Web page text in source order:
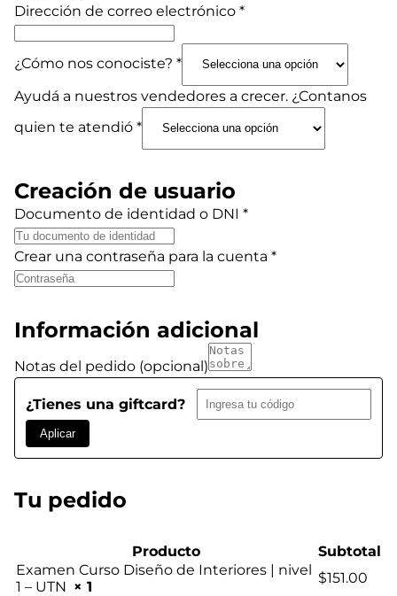
Dirección de correo electrónico *
¿Cómo nos conociste? *
Ayudá a nuestros vendedores a crecer. ¿Contanos
quien te atendió *
Creación de usuario
Documento de identidad o DNI *
Crear una contraseña para la cuenta *
Información adicional
Notas del pedido (opcional)
¿Tienes una giftcard?
Aplicar
Tu pedido
Producto
Subtotal
Examen Curso Diseño de Interiores | nivel
1 – UTN × 1
$151.00